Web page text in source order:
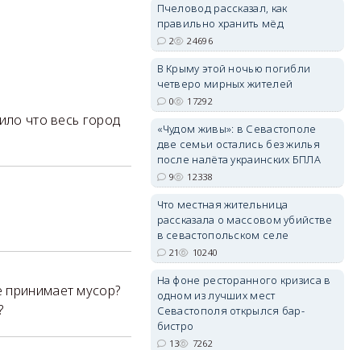
что весь город
мусор?
Пчеловод рассказал, как
правильно хранить мёд
2 24696
В Крыму этой ночью погибли
четверо мирных жителей
0 17292
«Чудом живы»: в Севастополе
две семьи остались без жилья
после налёта украинских БПЛА
9 12338
Что местная жительница
рассказала о массовом убийстве
в севастопольском селе
21 10240
На фоне ресторанного кризиса в
одном из лучших мест
Севастополя открылся бар-
бистро
13 7262